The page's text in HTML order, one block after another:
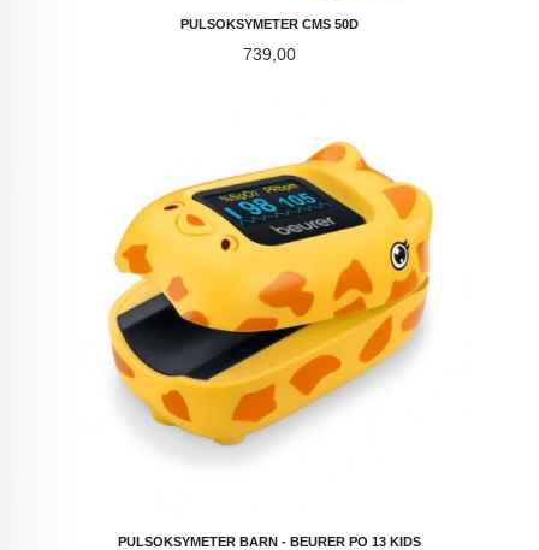
PULSOKSYMETER CMS 50D
Pris
739,00
PULSOKSYMETER BARN - BEURER PO 13 KIDS